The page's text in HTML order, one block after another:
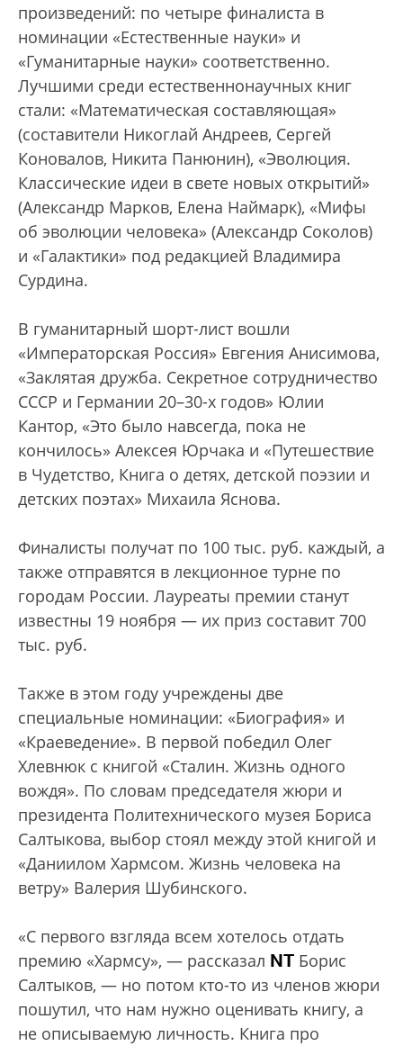
произведений: по четыре финалиста в
номинации «Естественные науки» и
«Гуманитарные науки» соответственно.
Лучшими среди естественнонаучных книг
стали: «Математическая составляющая»
(составители Никоглай Андреев, Сергей
Коновалов, Никита Панюнин), «Эволюция.
Классические идеи в свете новых открытий»
(Александр Марков, Елена Наймарк), «Мифы
об эволюции человека» (Александр Соколов)
и «Галактики» под редакцией Владимира
Сурдина.
В гуманитарный шорт-лист вошли
«Императорская Россия» Евгения Анисимова,
«Заклятая дружба. Секретное сотрудничество
СССР и Германии 20–30-х годов» Юлии
Кантор, «Это было навсегда, пока не
кончилось» Алексея Юрчака и «Путешествие
в Чудетство, Книга о детях, детской поэзии и
детских поэтах» Михаила Яснова.
Финалисты получат по 100 тыс. руб. каждый, а
также отправятся в лекционное турне по
городам России. Лауреаты премии станут
известны 19 ноября — их приз составит 700
тыс. руб.
Также в этом году учреждены две
специальные номинации: «Биография» и
«Краеведение». В первой победил Олег
Хлевнюк с книгой «Сталин. Жизнь одного
вождя». По словам председателя жюри и
президента Политехнического музея Бориса
Салтыкова, выбор стоял между этой книгой и
«Даниилом Хармсом. Жизнь человека на
ветру» Валерия Шубинского.
«С первого взгляда всем хотелось отдать
премию «Хармсу», — рассказал NT Борис
Салтыков, — но потом кто-то из членов жюри
пошутил, что нам нужно оценивать книгу, а
не описываемую личность. Книга про